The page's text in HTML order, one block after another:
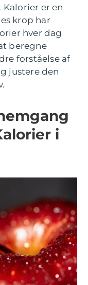
er en
krop har
hver dag
beregne
forståelse af
justere den
i